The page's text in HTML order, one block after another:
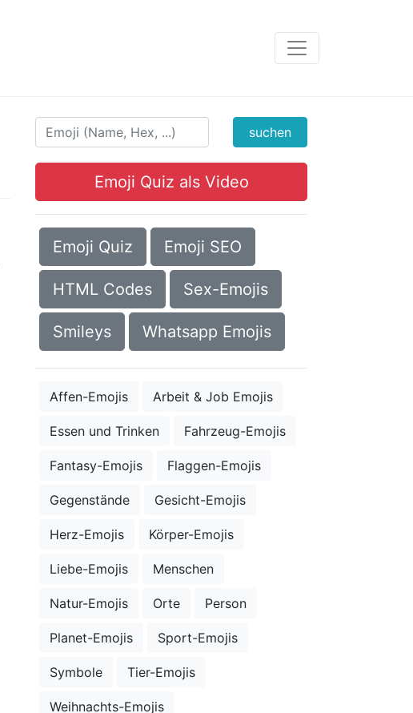
suchen
Emoji Quiz als Video
Emoji Quiz Emoji SEO
HTML Codes Sex-Emojis
Smileys Whatsapp Emojis
Affen-Emojis Arbeit & Job Emojis
Essen und Trinken Fahrzeug-Emojis
Fantasy-Emojis Flaggen-Emojis
Gegenstände Gesicht-Emojis
Herz-Emojis Körper-Emojis
Liebe-Emojis Menschen
Natur-Emojis Orte Person
Planet-Emojis Sport-Emojis
Symbole Tier-Emojis
Weihnachts-Emojis